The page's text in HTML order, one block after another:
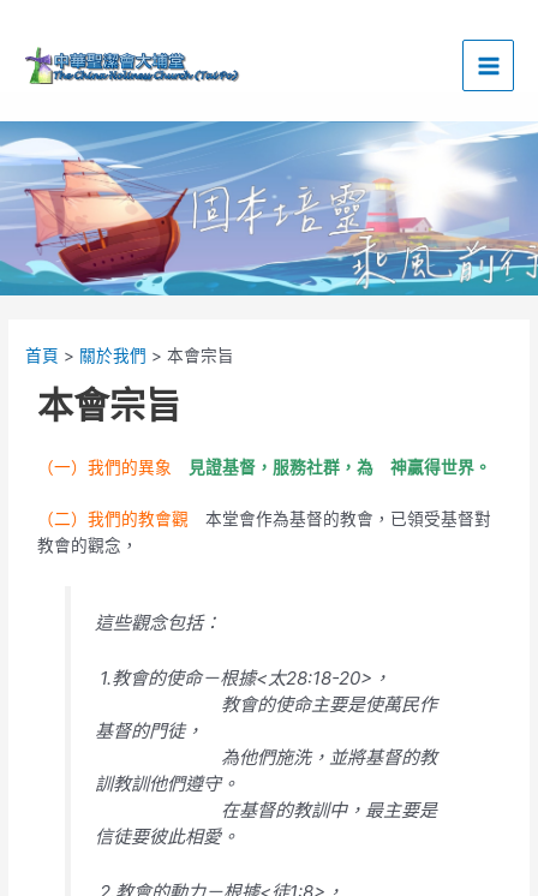
內
容
首頁 關於我們 本會宗旨
本會宗旨
（一）我們的異象 見證基督，服務社群，為 神贏得世界。
（二）我們的教會觀 本堂會作為基督的教會，已領受基督對
教會的觀念，
這些觀念包括：
1.教會的使命－根據<太28:18-20>，
教會的使命主要是使萬民作
基督的門徒，
為他們施洗，並將基督的教
訓教訓他們遵守。
在基督的教訓中，最主要是
信徒要彼此相愛。